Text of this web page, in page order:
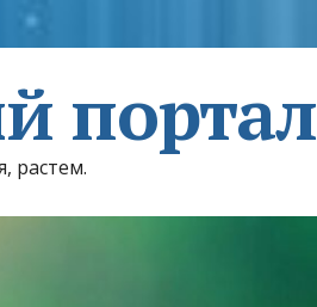
портал
растем.